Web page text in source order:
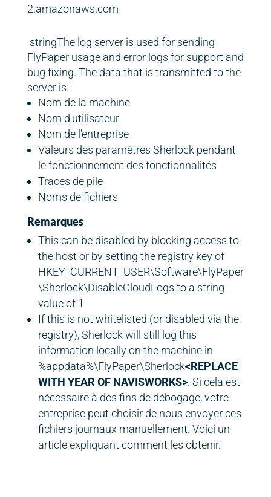
2.amazonaws.com
stringThe log server is used for sending
FlyPaper usage and error logs for support and
bug fixing. The data that is transmitted to the
server is:
Nom de la machine
Nom d'utilisateur
Nom de l'entreprise
Valeurs des paramètres Sherlock pendant
le fonctionnement des fonctionnalités
Traces de pile
Noms de fichiers
Remarques
This can be disabled by blocking access to
the host or by setting the registry key of
HKEY_CURRENT_USER\Software\FlyPaper
\Sherlock\DisableCloudLogs to a string
value of 1
If this is not whitelisted (or disabled via the
registry), Sherlock will still log this
information locally on the machine in
%appdata%\FlyPaper\Sherlock<REPLACE
WITH YEAR OF NAVISWORKS>. Si cela est
nécessaire à des fins de débogage, votre
entreprise peut choisir de nous envoyer ces
fichiers journaux manuellement. Voici un
article expliquant comment les obtenir.